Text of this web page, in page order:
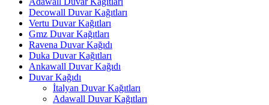
Decowall Duvar Kağıtları
Vertu Duvar Kağıtları
Gmz Duvar Kağıtları
Ravena Duvar Kağıdı
Duka Duvar Kağıtları
Ankawall Duvar Kağıdı
Duvar Kağıdı
İtalyan Duvar Kağıtları
Adawall Duvar Kağıtları